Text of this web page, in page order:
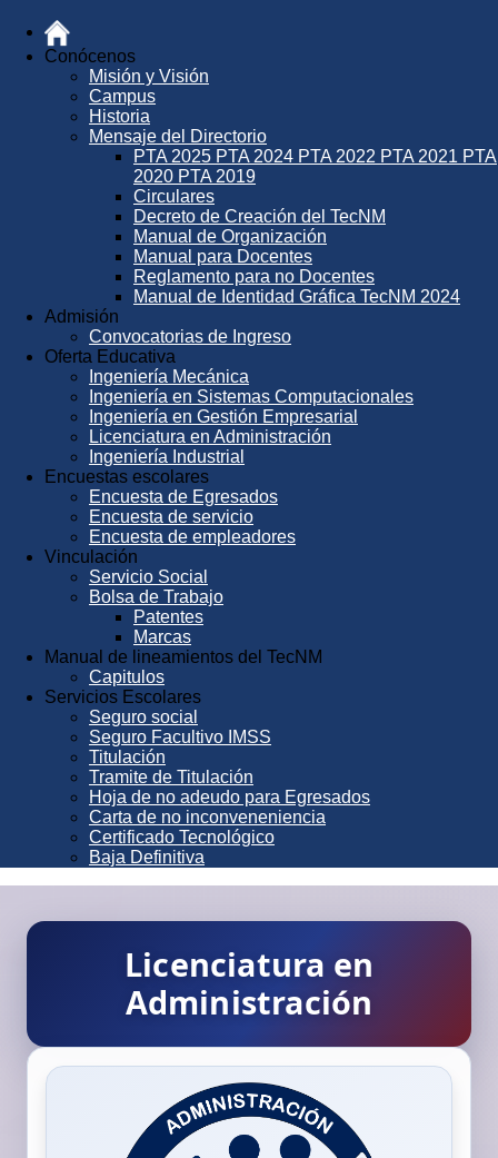
Conócenos
Misión y Visión
Campus
Historia
Mensaje del Directorio
PTA 2025 PTA 2024 PTA 2022 PTA 2021 PTA
2020 PTA 2019
Circulares
Decreto de Creación del TecNM
Manual de Organización
Manual para Docentes
Reglamento para no Docentes
Manual de Identidad Gráfica TecNM 2024
Admisión
Convocatorias de Ingreso
Oferta Educativa
Ingeniería Mecánica
Ingeniería en Sistemas Computacionales
Ingeniería en Gestión Empresarial
Licenciatura en Administración
Ingeniería Industrial
Encuestas escolares
Encuesta de Egresados
Encuesta de servicio
Encuesta de empleadores
Vinculación
Servicio Social
Bolsa de Trabajo
Patentes
Marcas
Manual de lineamientos del TecNM
Capitulos
Servicios Escolares
Seguro social
Seguro Facultivo IMSS
Titulación
Tramite de Titulación
Hoja de no adeudo para Egresados
Carta de no inconveneniencia
Certificado Tecnológico
Baja Definitiva
Licenciatura en
Administración